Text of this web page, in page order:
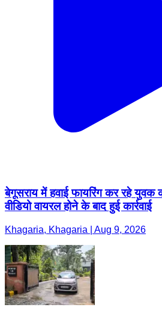
बेगूसराय में हवाई फायरिंग कर रहे युवक
वीडियो वायरल होने के बाद हुई कार्रवाई
Khagaria, Khagaria | Aug 9, 2026